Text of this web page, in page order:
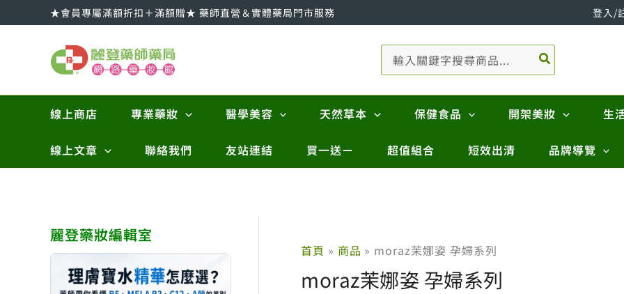
至
★會員專屬滿額折扣＋滿額贈★ 藥師直營＆實體藥局門市服務 登入/
尋：
線上商店 專業藥妝 醫學美容 天然草本 保健食品 開架美妝 生
線上文章 聯絡我們 友站連結 買一送ㄧ 超值組合 短效出清 品牌導覽
麗登藥妝編輯室
首頁 商品 moraz茉娜姿 孕婦系列
moraz茉娜姿 孕婦系列